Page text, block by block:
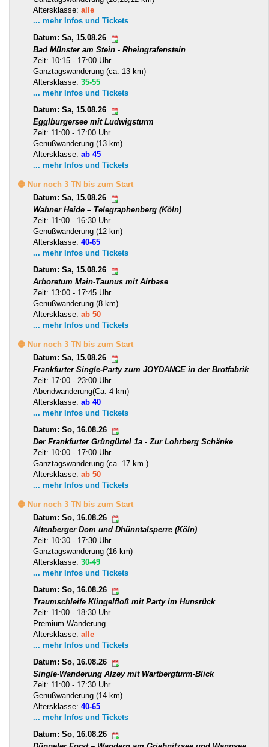
Altersklasse: alle
... mehr Infos und Tickets
Datum: Sa, 15.08.26
Bad Münster am Stein - Rheingrafenstein
Zeit: 10:15 - 17:00 Uhr
Ganztagswanderung (ca. 13 km)
Altersklasse: 35-55
... mehr Infos und Tickets
Datum: Sa, 15.08.26
Egglburgersee mit Ludwigsturm
Zeit: 11:00 - 17:00 Uhr
Genußwanderung (13 km)
Altersklasse: ab 45
... mehr Infos und Tickets
🟡 Nur noch 3 TN bis zum Start
Datum: Sa, 15.08.26
Wahner Heide – Telegraphenberg (Köln)
Zeit: 11:00 - 16:30 Uhr
Genußwanderung (12 km)
Altersklasse: 40-65
... mehr Infos und Tickets
Datum: Sa, 15.08.26
Arboretum Main-Taunus mit Airbase
Zeit: 13:00 - 17:45 Uhr
Genußwanderung (8 km)
Altersklasse: ab 50
... mehr Infos und Tickets
🟡 Nur noch 3 TN bis zum Start
Datum: Sa, 15.08.26
Frankfurter Single-Party zum JOYDANCE in der Brotfabrik
Zeit: 17:00 - 23:00 Uhr
Abendwanderung(Ca. 4 km)
Altersklasse: ab 40
... mehr Infos und Tickets
Datum: So, 16.08.26
Der Frankfurter Grüngürtel 1a - Zur Lohrberg Schänke
Zeit: 10:00 - 17:00 Uhr
Ganztagswanderung (ca. 17 km )
Altersklasse: ab 50
... mehr Infos und Tickets
🟡 Nur noch 3 TN bis zum Start
Datum: So, 16.08.26
Altenberger Dom und Dhünntalsperre (Köln)
Zeit: 10:30 - 17:30 Uhr
Ganztagswanderung (16 km)
Altersklasse: 30-49
... mehr Infos und Tickets
Datum: So, 16.08.26
Traumschleife Klingelfloß mit Party im Hunsrück
Zeit: 11:00 - 18:30 Uhr
Premium Wanderung
Altersklasse: alle
... mehr Infos und Tickets
Datum: So, 16.08.26
Single-Wanderung Alzey mit Wartbergturm-Blick
Zeit: 11:00 - 17:30 Uhr
Genußwanderung (14 km)
Altersklasse: 40-65
... mehr Infos und Tickets
Datum: So, 16.08.26